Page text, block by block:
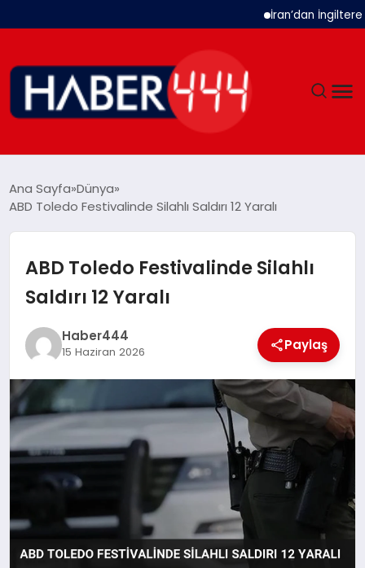
İran’dan İngiltere
DÜNYA
EKONOMI
SPOR
TEKNOLOJI
MAGAZIN
EGITIM
Ana Sayfa Dünya
ABD Toledo Festivalinde Silahlı Saldırı 12 Yaralı
ABD Toledo Festivalinde Silahlı
Saldırı 12 Yaralı
Haber444
15 Haziran 2026 Paylaş